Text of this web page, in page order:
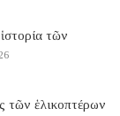
τῶν
τῶν ἑλικοπτέρων